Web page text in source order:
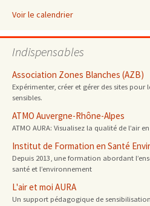
Voir le calendrier
Indispensables
Association Zones Blanches (AZB)
Expérimenter, créer et gérer des sites
sensibles.
ATMO Auvergne-Rhône-Alpes
ATMO AURA: Visualisez la qualité de l’air
Institut de Formation en Santé
Depuis 2013, une formation abordant
santé et l’environnement
L'air et moi AURA
Un support pédagogique de